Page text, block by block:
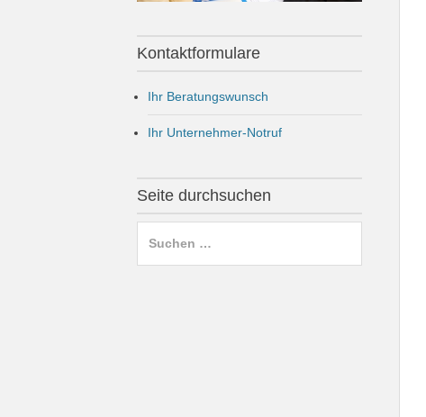
Kontaktformulare
Ihr Beratungswunsch
Ihr Unternehmer-Notruf
Seite durchsuchen
nach: